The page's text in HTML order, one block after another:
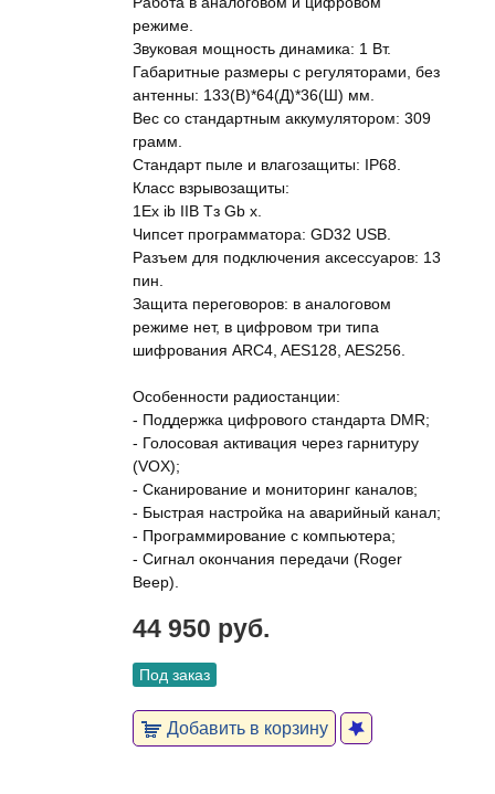
режиме.
Звуковая мощность динамика: 1 Вт.
Габаритные размеры с регуляторами, без
антенны: 133(В)*64(Д)*36(Ш) мм.
Вес со стандартным аккумулятором: 309
грамм.
Стандарт пыле и влагозащиты: IP68.
Класс взрывозащиты:
1Ех ib IIВ Тз Gb х.
Чипсет программатора: GD32 USB.
Разъем для подключения аксессуаров: 13
пин.
Защита переговоров: в аналоговом
режиме нет, в цифровом три типа
шифрования ARC4, AES128, AES256.
Особенности радиостанции:
- Поддержка цифрового стандарта DMR;
- Голосовая активация через гарнитуру
(VOX);
- Сканирование и мониторинг каналов;
- Быстрая настройка на аварийный канал;
- Программирование с компьютера;
- Сигнал окончания передачи (Roger
Beep).
44 950 руб.
Под заказ
Добавить в корзину